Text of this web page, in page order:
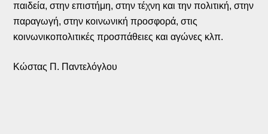
παιδεία, στην επιστήμη, στην τέχνη και την πολιτική, στην
παραγωγή, στην κοινωνική προσφορά, στις
κοινωνικοπολιτικές προσπάθειες και αγώνες κλπ.
Κώστας Π. Παντελόγλου